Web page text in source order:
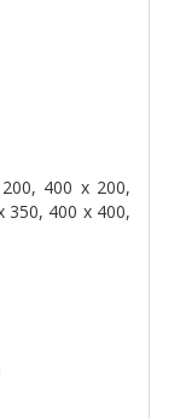
400 x 200,
350, 400 x 400,